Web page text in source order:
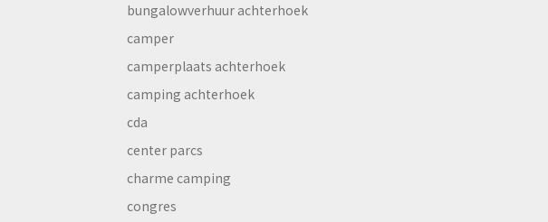
bungalowverhuur achterhoek
camper
camperplaats achterhoek
camping achterhoek
cda
center parcs
charme camping
congres